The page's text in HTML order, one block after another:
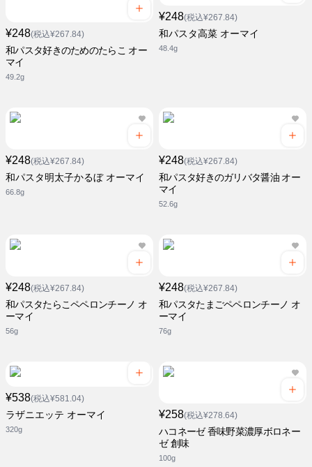
¥248(税込¥267.84)
和パスタ好きのためのたらこ オー
マイ
49.2g
¥248(税込¥267.84)
和パスタ高菜 オーマイ
48.4g
¥248(税込¥267.84)
和パスタ明太子かるぼ オーマイ
66.8g
¥248(税込¥267.84)
和パスタ好きのガリバタ醤油 オー
マイ
52.6g
¥248(税込¥267.84)
和パスタたらこペペロンチーノ オ
ーマイ
56g
¥248(税込¥267.84)
和パスタたまごペペロンチーノ オ
ーマイ
76g
¥538(税込¥581.04)
ラザニエッテ オーマイ
320g
¥258(税込¥278.64)
ハコネーゼ 香味野菜濃厚ボロネー
ゼ 創味
100g